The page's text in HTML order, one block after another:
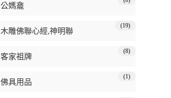
公媽龕
木雕佛聯心經,神明聯
(19)
客家祖牌
(8)
佛具用品
(1)